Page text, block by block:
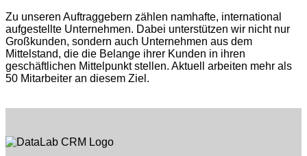
Zu unseren Auftraggebern zählen namhafte, international
aufgestellte Unternehmen. Dabei unterstützen wir nicht nur
Großkunden, sondern auch Unternehmen aus dem
Mittelstand, die die Belange ihrer Kunden in ihren
geschäftlichen Mittelpunkt stellen. Aktuell arbeiten mehr als
50 Mitarbeiter an diesem Ziel.